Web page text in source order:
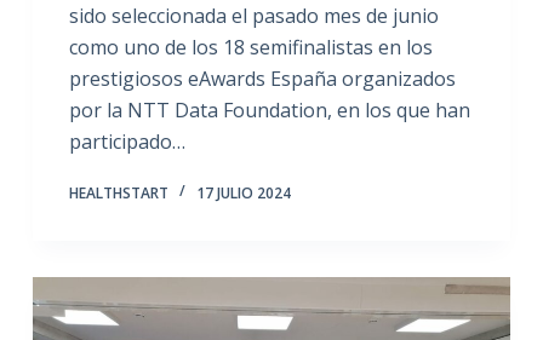
sido seleccionada el pasado mes de junio
como uno de los 18 semifinalistas en los
prestigiosos eAwards España organizados
por la NTT Data Foundation, en los que han
participado…
HEALTHSTART 17 JULIO 2024